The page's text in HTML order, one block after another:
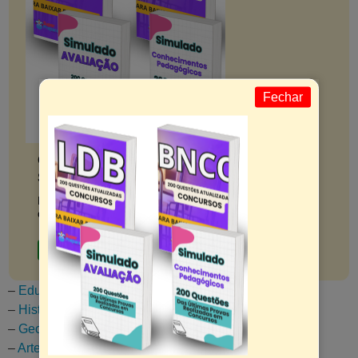
Clique em SAIBA MAIS! Diversos
Simulados!
Prepare-se para o sucesso em concursos e seleções
de pedagogia.
Saiba mais
– Educação Física – Concursos e Seleções
– História – Concursos e Seleções
– Geografia – Concursos e Seleções
–Artes – Concursos e Seleções
Fechar